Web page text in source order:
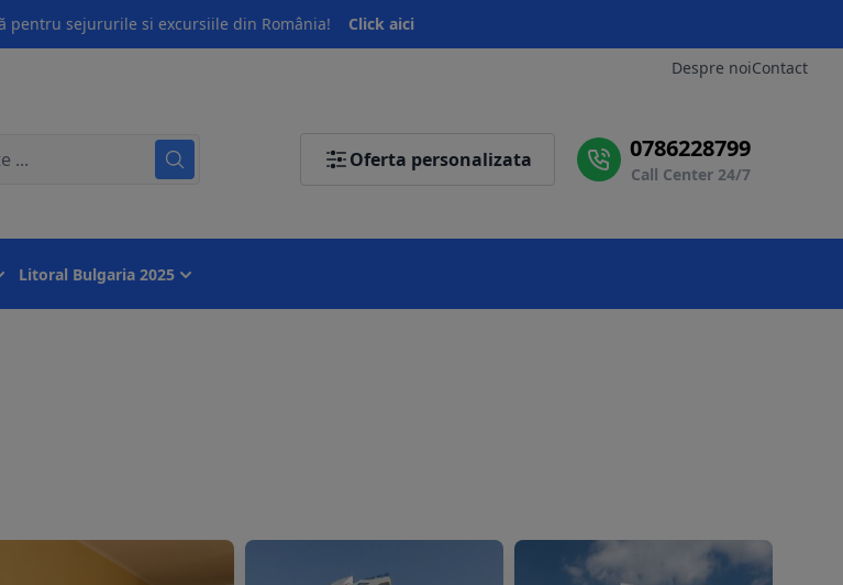
pentru sejururile si excursiile din România! Click aici
Despre noiContact
Oferta personalizata 0786228799
Call Center 24/7
Litoral Bulgaria 2025